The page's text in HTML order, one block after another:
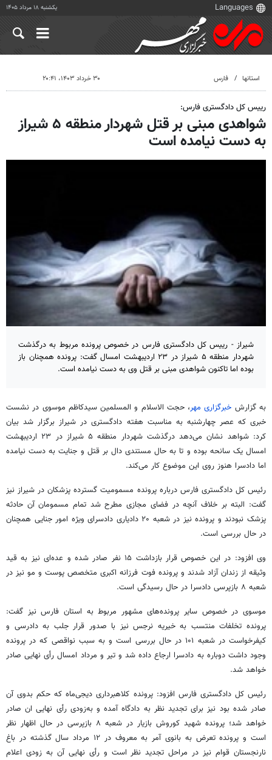
یکشنبه ۱۸ مرداد ۱۴۰۵
استانها فارس ۳۰ خرداد ۱۴۰۳، ۲۰:۴۱
رییس کل دادگستری فارس:
شواهدی مبنی بر قتل شهردار منطقه ۵ شیراز
به دست نیامده است
شیراز - رییس کل دادگستری فارس در خصوص پرونده مربوط به درگذشت
شهردار منطقه ۵ شیراز در ۲۳ اردیبهشت امسال گفت: پرونده همچنان باز
بوده اما تاکنون شواهدی مبنی بر قتل وی به دست نیامده است.
به گزارش خبرگزاری مهر، حجت الاسلام و المسلمین سیدکاظم موسوی در نشست
خبری که عصر چهارشنبه به مناسبت هفته دادگستری در شیراز برگزار شد بیان
کرد: شواهد نشان می‌دهد درگذشت شهردار منطقه ۵ شیراز در ۲۳ اردیبهشت
امسال یک سانحه بوده و تا به حال مستندی دال بر قتل و جنایت به دست نیامده
اما دادسرا هنوز روی این موضوع کار می‌کند.
رئیس کل دادگستری فارس درباره پرونده مسمومیت گسترده پزشکان در شیراز نیز
گفت: البته بر خلاف آنچه در فضای مجازی مطرح شد تمام مسمومان آن حادثه
پزشک نبودند و پرونده نیز در شعبه ۲۰ دادیاری دادسرای ویژه امور جنایی همچنان
در حال بررسی است.
وی افزود: در این خصوص قرار بازداشت ۱۵ نفر صادر شده و عده‌ای نیز به قید
وثیقه از زندان آزاد شدند و پرونده فوت فرزانه اکبری متخصص پوست و مو نیز در
شعبه ۸ بازپرسی دادسرا در حال رسیدگی است.
موسوی در خصوص سایر پرونده‌های مشهور مربوط به استان فارس نیز گفت:
پرونده تخلفات منتسب به خیریه نرجس نیز با صدور قرار جلب به دادرسی و
کیفرخواست در شعبه ۱۰۱ در حال بررسی است و به سبب نواقصی که در پرونده
وجود داشت دوباره به دادسرا ارجاع داده شد و تیر و مرداد امسال رأی نهایی صادر
خواهد شد.
رئیس کل دادگستری فارس افزود: پرونده کلاهبرداری دیجی‌ماه که حکم بدوی آن
صادر شده بود نیز برای تجدید نظر به دادگاه آمده و به‌زودی رأی نهایی ان صادر
خواهد شد؛ پرونده شهید کوروش بازیار در شعبه ۸ بازپرسی در حال اظهار نظر
است و پرونده تعرض به بانوی آمر به معروف در ۱۲ مرداد سال گذشته در باغ
نارنجستان قوام نیز در مراحل تجدید نظر است و رأی نهایی آن به زودی اعلام